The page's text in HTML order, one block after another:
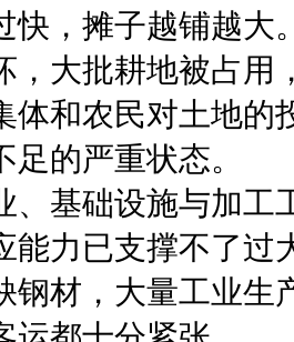
快，摊子越铺越大
，大批耕地被占用
体和农民对土地的
足的严重状态。
基础设施与加工
能力已支撑不了过
钢材，大量工业生